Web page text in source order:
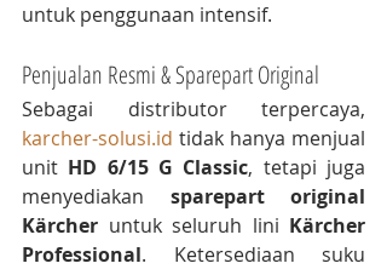
untuk penggunaan intensif.
Penjualan Resmi & Sparepart Original
karcher-solusi.id tidak hanya menjual
unit HD 6/15 G Classic, tetapi juga
menyediakan sparepart original
Kärcher untuk seluruh lini Kärcher
Professional. Ketersediaan suku